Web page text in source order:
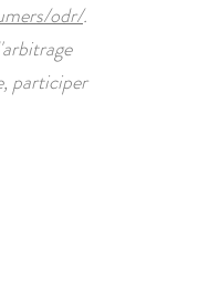
odr/.
participer